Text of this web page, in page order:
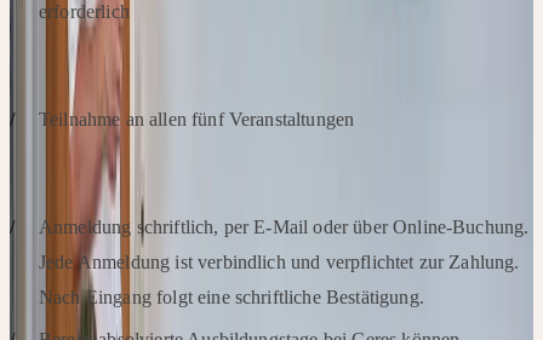
erforderlich
ABSCHLUSSVORAUSSETZUNGEN
Teilnahme an allen fünf Veranstaltungen
ANMELDUNG
Anmeldung schriftlich, per E-Mail oder über Online-Buchung.
Jede Anmeldung ist verbindlich und verpflichtet zur Zahlung.
Nach Eingang folgt eine schriftliche Bestätigung.